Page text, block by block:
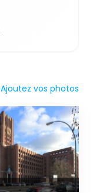
Ajoutez vos photos